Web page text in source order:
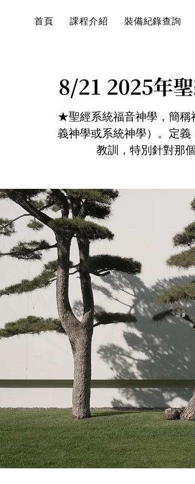
首頁 課程介紹 裝備紀錄查詢
8/21 2025年
★聖經系統福音神學，簡稱
義神學或系統神學）。定
教訓，特別針對那